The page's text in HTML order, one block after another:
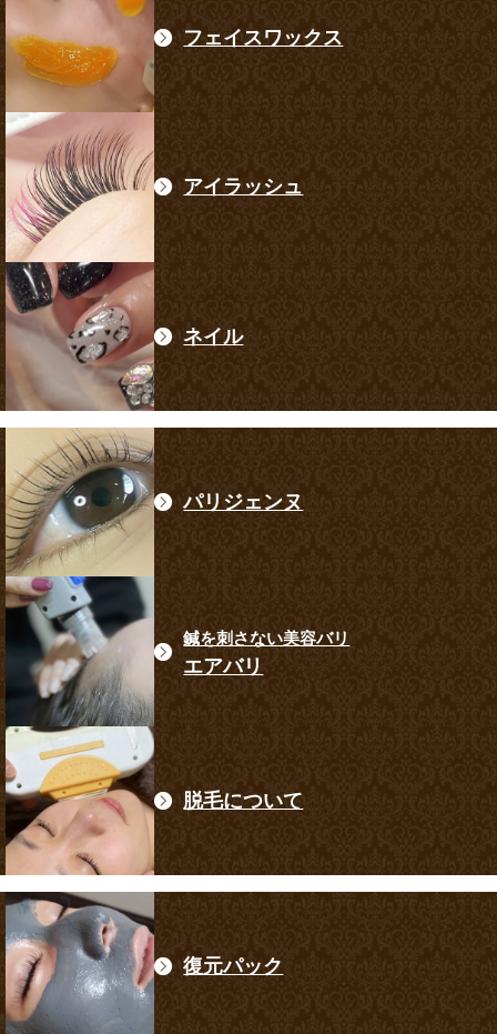
フェイスワックス
アイラッシュ
ネイル
パリジェンヌ
鍼を刺さない美容バリ
エアバリ
脱毛について
復元パック